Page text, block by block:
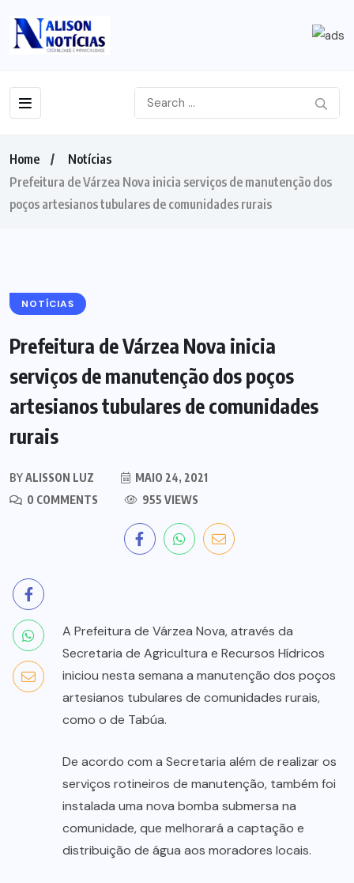
Home
Notícias
Prefeitura de Várzea Nova inicia serviços de manutenção dos
poços artesianos tubulares de comunidades rurais
NOTÍCIAS
Prefeitura de Várzea Nova inicia
serviços de manutenção dos poços
artesianos tubulares de comunidades
rurais
BYALISSON LUZ
MAIO 24, 2021
0 COMMENTS
955 VIEWS
A Prefeitura de Várzea Nova, através da
Secretaria de Agricultura e Recursos Hídricos
iniciou nesta semana a manutenção dos poços
artesianos tubulares de comunidades rurais,
como o de Tabúa.
De acordo com a Secretaria além de realizar os
serviços rotineiros de manutenção, também foi
instalada uma nova bomba submersa na
comunidade, que melhorará a captação e
distribuição de água aos moradores locais.